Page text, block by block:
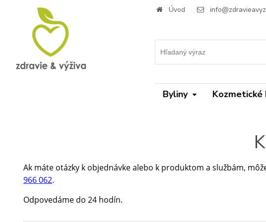
Úvod
Byliny Kozmetické
Ak máte otázky k objednávke alebo k produktom a službám,
966 062.
Odpovedáme do 24 hodín.